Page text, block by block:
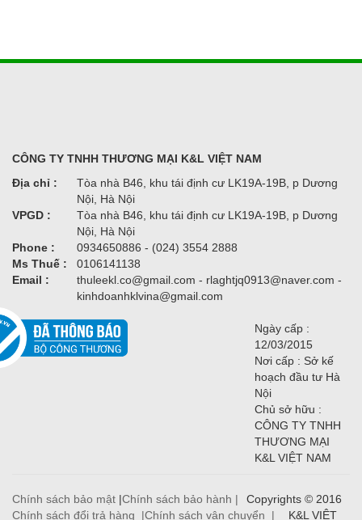
CÔNG TY TNHH THƯƠNG MẠI K&L VIỆT NAM
Địa chỉ :
Tòa nhà B46, khu tái định cư LK19A-19B, p Dương
Nội, Hà Nội
VPGD :
Tòa nhà B46, khu tái định cư LK19A-19B, p Dương
Nội, Hà Nội
Phone :
0934650886 - (024) 3554 2888
Ms Thuế :
0106141138
Email :
thuleekl.co@gmail.com - rlaghtjq0913@naver.com -
kinhdoanhklvina@gmail.com
Ngày cấp :
12/03/2015
Nơi cấp : Sở kế
hoạch đầu tư Hà
Nội
Chủ sở hữu :
CÔNG TY TNHH
THƯƠNG MẠI
K&L VIỆT NAM
Chính sách bảo mật |Chính sách bảo hành |
Chính sách đổi trả hàng |Chính sách vận chuyển |
Copyrights © 2016
K&L VIỆT